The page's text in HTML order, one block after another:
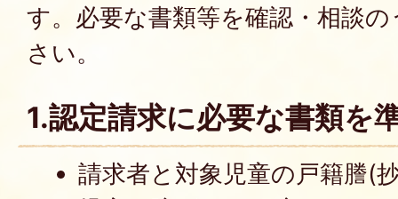
す。必要な書類等を確認・相談
さい。
1.認定請求に必要な書類を
請求者と対象児童の戸籍謄(